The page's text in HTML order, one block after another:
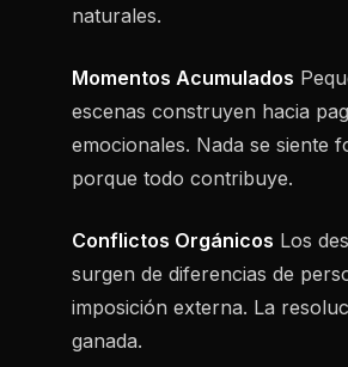
naturales.
Momentos Acumulados
escenas construyen hacia
emocionales. Nada se siente
porque todo contribuye.
Conflictos Orgánicos Los
surgen de diferencias de
imposición externa. La
ganada.